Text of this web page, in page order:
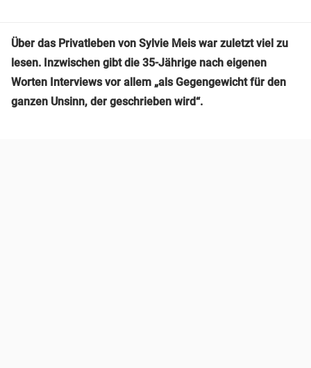
Über das Privatleben von Sylvie Meis war zuletzt viel zu
lesen. Inzwischen gibt die 35-Jährige nach eigenen
Worten Interviews vor allem „als Gegengewicht für den
ganzen Unsinn, der geschrieben wird“.